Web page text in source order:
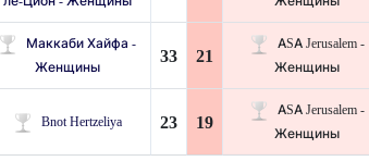
Маккаби Хайфа -
Женщины
33 21
ASA Jerusalem -
Женщины
Bnot Hertzeliya 23 19
ASA Jerusalem -
Женщины